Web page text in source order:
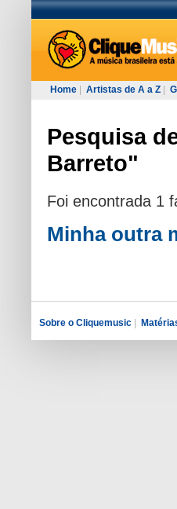
Home Artistas de A a Z
Pesquisa
Barreto"
Foi encontrada 1
Minha outra
Sobre o Cliquemusic |